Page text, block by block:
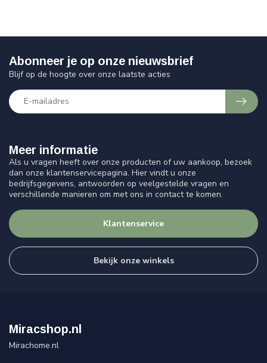
Meer informatie
Als u vragen heeft over onze producten of uw aankoop, bezoek
dan onze klantenservicepagina. Hier vindt u onze
bedrijfsgegevens, antwoorden op veelgestelde vragen en
verschillende manieren om met ons in contact te komen.
Klantenservice
Bekijk onze winkels
Abonneer je op onze nieuwsbrief
Blijf op de hoogte over onze laatste acties
Miracshop.nl
Mirachome.nl